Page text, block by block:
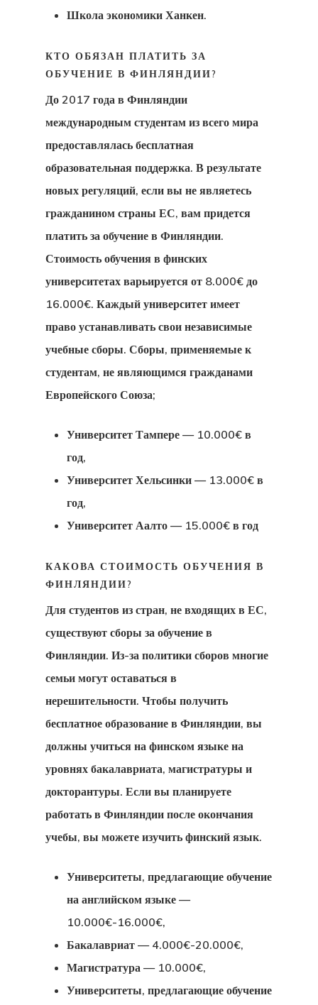
Школа экономики Ханкен.
КТО ОБЯЗАН ПЛАТИТЬ ЗА
ОБУЧЕНИЕ В ФИНЛЯНДИИ?
До 2017 года в Финляндии
международным студентам из всего мира
предоставлялась бесплатная
образовательная поддержка. В результате
новых регуляций, если вы не являетесь
гражданином страны ЕС, вам придется
платить за обучение в Финляндии.
Стоимость обучения в финских
университетах варьируется от 8.000€ до
16.000€. Каждый университет имеет
право устанавливать свои независимые
учебные сборы. Сборы, применяемые к
студентам, не являющимся гражданами
Европейского Союза;
Университет Тампере — 10.000€ в
год,
Университет Хельсинки — 13.000€ в
год,
Университет Аалто — 15.000€ в год
КАКОВА СТОИМОСТЬ ОБУЧЕНИЯ В
ФИНЛЯНДИИ?
Для студентов из стран, не входящих в ЕС,
существуют сборы за обучение в
Финляндии. Из-за политики сборов многие
семьи могут оставаться в
нерешительности. Чтобы получить
бесплатное образование в Финляндии, вы
должны учиться на финском языке на
уровнях бакалавриата, магистратуры и
докторантуры. Если вы планируете
работать в Финляндии после окончания
учебы, вы можете изучить финский язык.
Университеты, предлагающие обучение
на английском языке —
10.000€-16.000€,
Бакалавриат — 4.000€-20.000€,
Магистратура — 10.000€,
Университеты, предлагающие обучение
Блог
Британские
Для
Стартапов
Вид На
Жительство
Греции
Золотая
Вид На
Жительство
Союзе
ЕС —
Для Какой
Страны Вы
Запрос На
Клиентов
Заявка На
Заявление
Агентства
Портал